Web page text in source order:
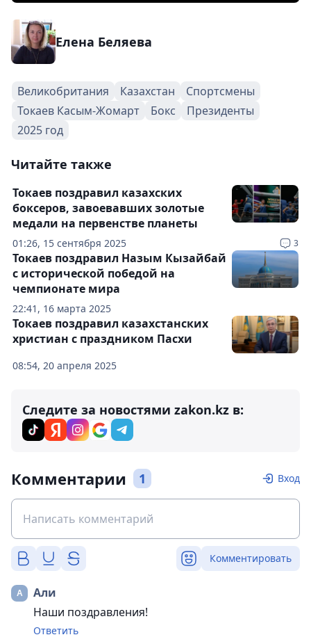
Елена Беляева
Великобритания Казахстан
Спортсмены
Токаев Касым-Жомарт
Бокс
Президенты
2025 год
Читайте также
01:26, 15 сентября 2025 3
Токаев поздравил казахских
боксеров, завоевавших золотые
медали на первенстве планеты
22:41, 16 марта 2025
Токаев поздравил Назым Кызайбай
с исторической победой на
чемпионате мира
08:54, 20 апреля 2025
Токаев поздравил казахстанских
христиан с праздником Пасхи
Следите за новостями zakon.kz в:
Комментарии 1 Вход
Комментировать
Али
Наши поздравления!
Ответить